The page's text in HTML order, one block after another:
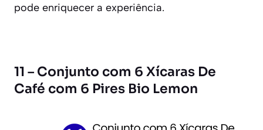
pode enriquecer a experiência.
11 – Conjunto com 6 Xícaras De
Café com 6 Pires Bio Lemon